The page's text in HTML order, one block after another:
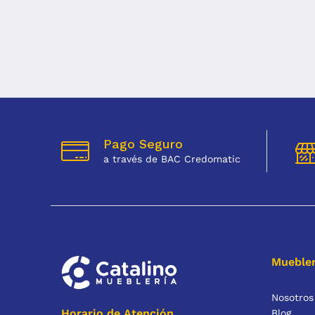
Pago Seguro
a través de BAC Credomatic
Nosotros
Blog